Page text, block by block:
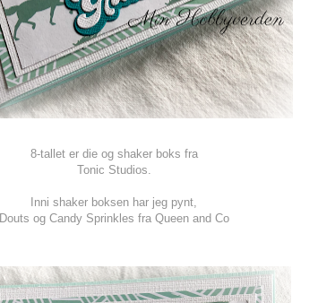
8-tallet er die og shaker boks fra
Tonic Studios.
Inni shaker boksen har jeg pynt,
Douts og Candy Sprinkles fra Queen and Co